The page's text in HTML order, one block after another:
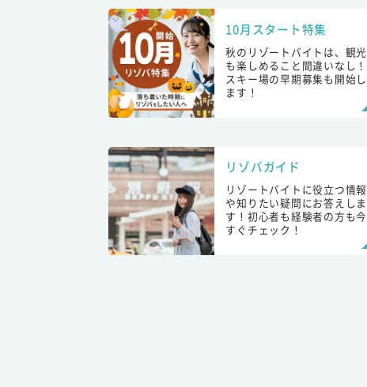
10月スタート特集
秋のリゾートバイトは、観光
も楽しめること間違いなし！
スキー場の早期募集も開始し
ます！
リゾバガイド
リゾートバイトに役立つ情報
や知りたい疑問にお答えしま
す！初心者も経験者の方も今
すぐチェック！